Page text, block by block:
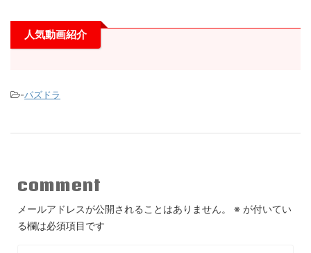
人気動画紹介
-パズドラ
comment
メールアドレスが公開されることはありません。 ※ が付いてい
る欄は必須項目です